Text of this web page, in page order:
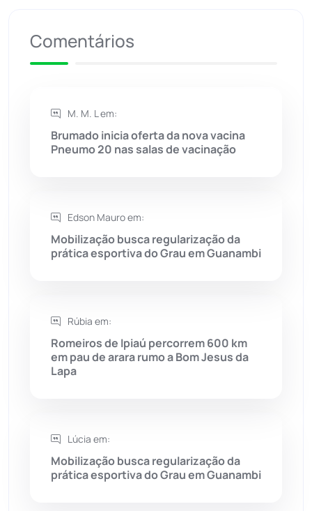
Rio de Contas
Rio do Pires
Sebastião Laranjeiras
Sudoeste Baiano
Tanhaçu (426)
Tecnologia
Urandi (157)
Comentários
M. M. L em:
Brumado inicia oferta da nova vacina
Pneumo 20 nas salas de vacinação
Edson Mauro em:
Mobilização busca regularização da
prática esportiva do Grau em Guanambi
Rúbia em:
Romeiros de Ipiaú percorrem 600 km
em pau de arara rumo a Bom Jesus da
Lapa
Lúcia em:
Mobilização busca regularização da
prática esportiva do Grau em Guanambi